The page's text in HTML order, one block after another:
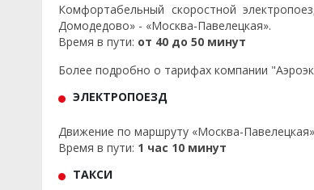
Комфортабельный скоростной
Домодедово» - «Москва-Павелецкая».
Время в пути: от 40 до 50 минут
Более подробно о тарифах компании
ЭЛЕКТРОПОЕЗД
Движение по маршруту «Москва-
Время в пути: 1 час 10 минут
ТАКСИ